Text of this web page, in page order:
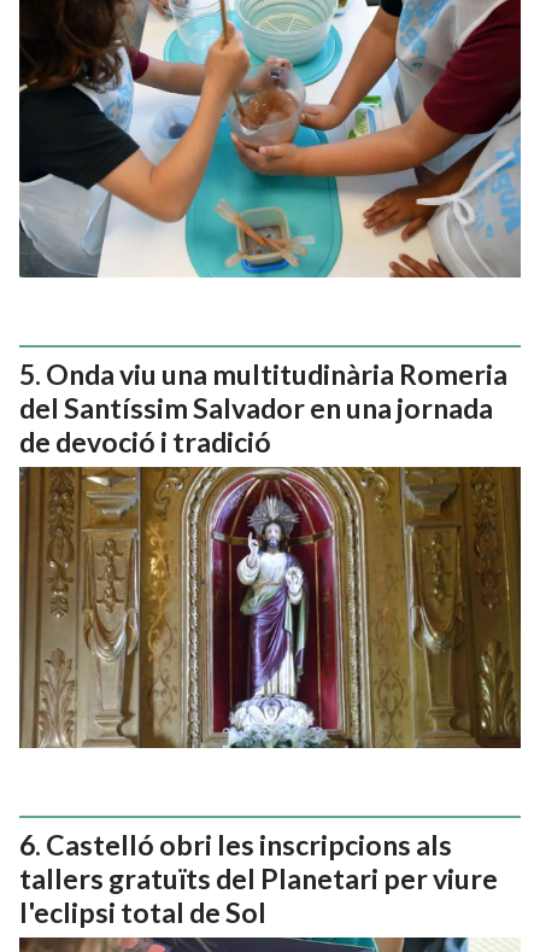
Onda viu una multitudinària Romeria
del Santíssim Salvador en una jornada
de devoció i tradició
Castelló obri les inscripcions als
tallers gratuïts del Planetari per viure
l'eclipsi total de Sol